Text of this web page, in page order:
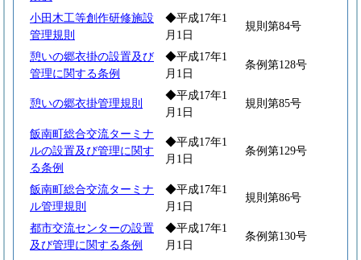
小田木工等創作研修施設
管理規則
◆平成17年1
月1日
規則第84号
憩いの郷衣掛の設置及び
管理に関する条例
◆平成17年1
月1日
条例第128号
憩いの郷衣掛管理規則
◆平成17年1
月1日
規則第85号
飯南町総合交流ターミナ
ルの設置及び管理に関す
る条例
◆平成17年1
月1日
条例第129号
飯南町総合交流ターミナ
ル管理規則
◆平成17年1
月1日
規則第86号
都市交流センターの設置
及び管理に関する条例
◆平成17年1
月1日
条例第130号